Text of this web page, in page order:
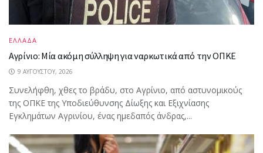
ΕΛΛΑΔΑ
Αγρίνιο: Μία ακόμη σύλληψη για ναρκωτικά από την ΟΠΚΕ
9 ΑΥΓΟΎΣΤΟΥ, 2026
Συνελήφθη, χθες το βράδυ, στο Αγρίνιο, από αστυνομικούς
της ΟΠΚΕ της Υποδιεύθυνσης Δίωξης και Εξιχνίασης
Εγκλημάτων Αγρινίου, ένας ημεδαπός άνδρας,...